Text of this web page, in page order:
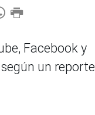
Facebook y
un reporte